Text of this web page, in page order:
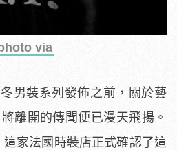
via
男裝系列發佈之前，關於藝
離開的傳聞便已漫天飛揚。
家法國時裝店正式確認了這